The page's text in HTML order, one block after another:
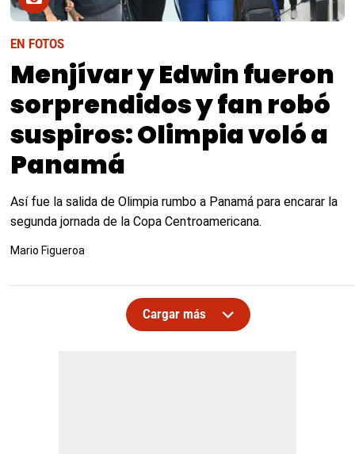
EN FOTOS
Menjívar y Edwin fueron
sorprendidos y fan robó
suspiros: Olimpia voló a
Panamá
Así fue la salida de Olimpia rumbo a Panamá para encarar la
segunda jornada de la Copa Centroamericana.
Mario Figueroa
Cargar más